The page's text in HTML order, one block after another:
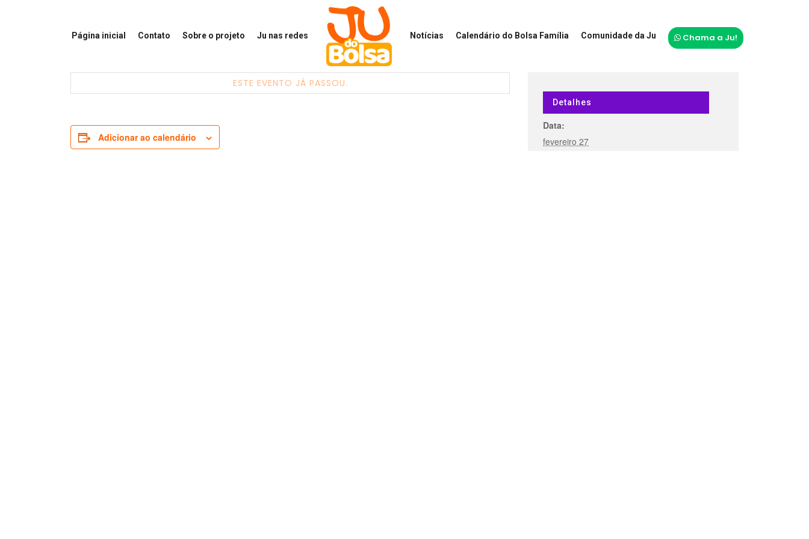
Página inicial Contato Sobre o projeto Ju nas redes Notícias Calendário do Bolsa Família Comunidade da Ju Chama a Ju!
ESTE EVENTO JÁ PASSOU.
Adicionar ao calendário
Detalhes
Data:
fevereiro 27